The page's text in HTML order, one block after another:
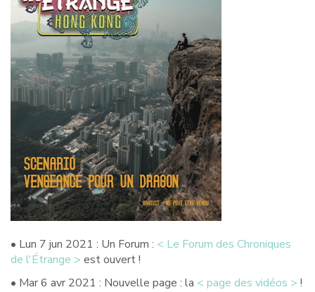
• Lun 7 jun 2021 : Un Forum : < Le Forum des Chroniques
de l'Étrange > est ouvert !
• Mar 6 avr 2021 : Nouvelle page : la < page des vidéos > !